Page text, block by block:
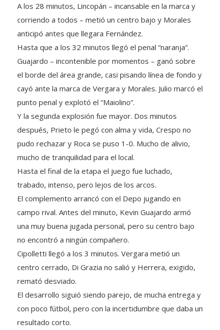
corriendo a todos – metió un centro bajo y Morales
anticipó antes que llegara Fernández.
Hasta que a los 32 minutos llegó el penal “naranja”.
Guajardo – incontenible por momentos – ganó sobre
el borde del área grande, casi pisando línea de fondo y
cayó ante la marca de Vergara y Morales. Julio marcó el
punto penal y explotó el “Maiolino”.
Y la segunda explosión fue mayor. Dos minutos
después, Prieto le pegó con alma y vida, Crespo no
pudo rechazar y Roca se puso 1-0. Mucho de alivio,
mucho de tranquilidad para el local.
Hasta el final de la etapa el juego fue luchado,
trabado, intenso, pero lejos de los arcos.
El complemento arrancó con el Depo jugando en
campo rival. Antes del minuto, Kevin Guajardo armó
una muy buena jugada personal, pero su centro bajo
no encontró a ningún compañero.
Cipolletti llegó a los 3 minutos. Vergara metió un
centro cerrado, Di Grazia no salió y Herrera, exigido,
remató desviado.
El desarrollo siguió siendo parejo, de mucha entrega y
con poco fútbol, pero con la incertidumbre que daba un
resultado corto.
Coronel movió el banco en el “albinegro” con dos